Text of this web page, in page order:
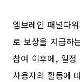
엠브레인 패널파
로 보상을 지급하
참여 이후에, 일
사용자의 활동에